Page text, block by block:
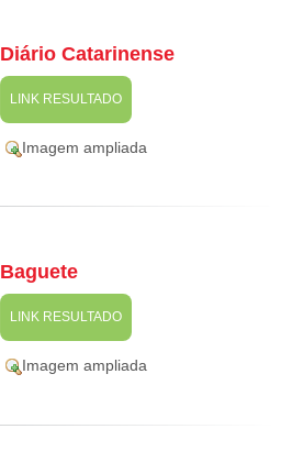
Diário Catarinense
LINK RESULTADO
Imagem ampliada
Baguete
LINK RESULTADO
Imagem ampliada